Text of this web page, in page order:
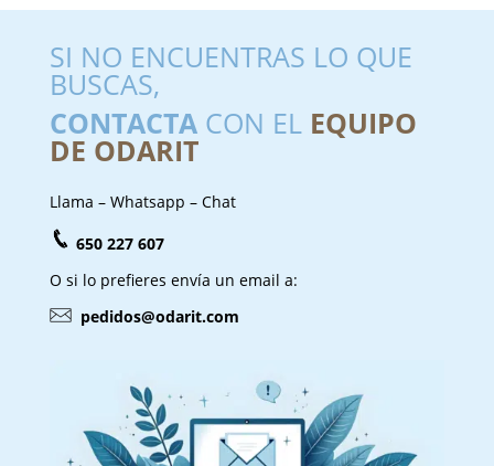
SI NO ENCUENTRAS LO QUE
BUSCAS,
CONTACTACON EL EQUIPO
DE ODARIT
Llama – Whatsapp – Chat
650 227 607
O si lo prefieres envía un email a:
pedidos@odarit.com